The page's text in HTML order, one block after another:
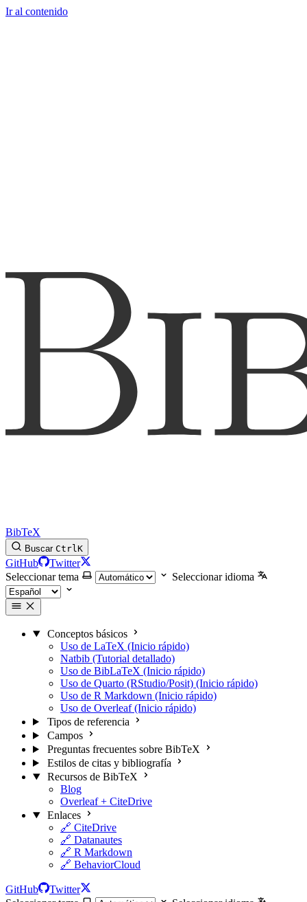
Ir al contenido
BibTeX
Buscar CtrlK
GitHub
Twitter
Seleccionar tema
Seleccionar idioma
Conceptos básicos
Uso de LaTeX (Inicio rápido)
Natbib (Tutorial detallado)
Uso de BibLaTeX (Inicio rápido)
Uso de Quarto (RStudio/Posit) (Inicio rápido)
Uso de R Markdown (Inicio rápido)
Uso de Overleaf (Inicio rápido)
Tipos de referencia
Campos
Preguntas frecuentes sobre BibTeX
Estilos de citas y bibliografía
Recursos de BibTeX
Blog
Overleaf + CiteDrive
Enlaces
🔗 CiteDrive
🔗 Datanautes
🔗 R Markdown
🔗 BehaviorCloud
GitHub
Twitter